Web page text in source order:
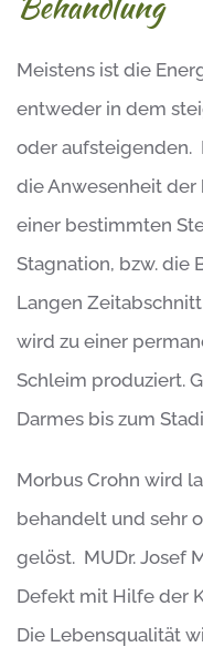
Meistens ist die
entweder in dem
oder aufsteigenden.
die Anwesenheit der
einer bestimmten
Stagnation, bzw. die
Langen
wird zu einer
Schleim produziert.
Darmes bis zum
Morbus Crohn wird
behandelt und sehr
gelöst. MUDr. Josef
Defekt mit Hilfe der
Die Lebensqualität